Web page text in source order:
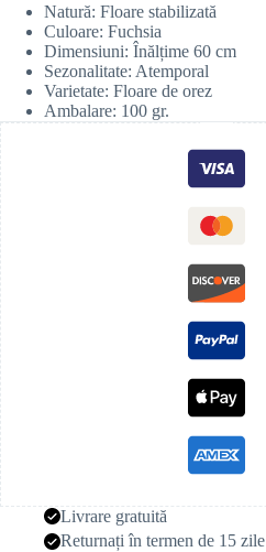
Natură: Floare stabilizată
Culoare: Fuchsia
Dimensiuni: Înălțime 60 cm
Sezonalitate: Atemporal
Varietate: Floare de orez
Ambalare: 100 gr.
Livrare gratuită
Returnați în termen de 15 zile